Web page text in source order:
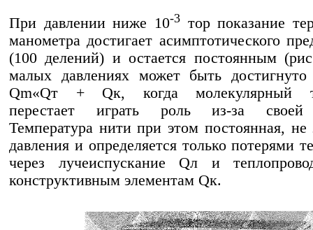
При давлении ниже 10-3 тор показание
манометра достигает асимптотического
(100 делений) и остается постоянным
малых давлениях может быть достигнуто
Qm«Qт + Qк, когда молекулярный
перестает играть роль из-за своей
Температура нити при этом постоянная, не
давления и определяется только потерями
через лучеиспускание Qл и
конструктивным элементам Qк.